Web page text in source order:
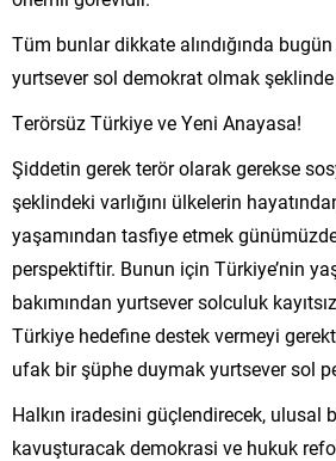
Tüm bunlar dikkate alındığında
yurtsever sol demokrat olmak
Terörsüz Türkiye ve Yeni Anayasa!
Şiddetin gerek terör olarak gerekse
şeklindeki varlığını ülkelerin
yaşamından tasfiye etmek
perspektiftir. Bunun için Türkiye’nin
bakımından yurtsever solculuk
Türkiye hedefine destek vermeyi
ufak bir şüphe duymak yurtsever sol
Halkın iradesini güçlendirecek, ulusal
kavuşturacak demokrasi ve hukuk